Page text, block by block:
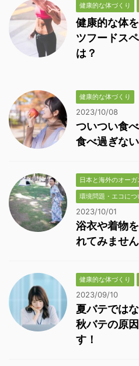
健康的な体づくり
健康的な体
ツフードス
は？
健康的な体づくり
2023/10/08
ついつい食
食べ過ぎな
日本と海外のオー
環境問題・エコにつ
2023/10/01
浴衣や着物
れてみませ
健康的な体づくり
2023/09/10
夏バテではな
秋バテの原
す！